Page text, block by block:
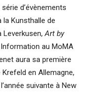
d’évènements
la Kunsthalle de
Leverkusen,Art by
au MoMA
aura sa première
en Allemagne,
suivante à New